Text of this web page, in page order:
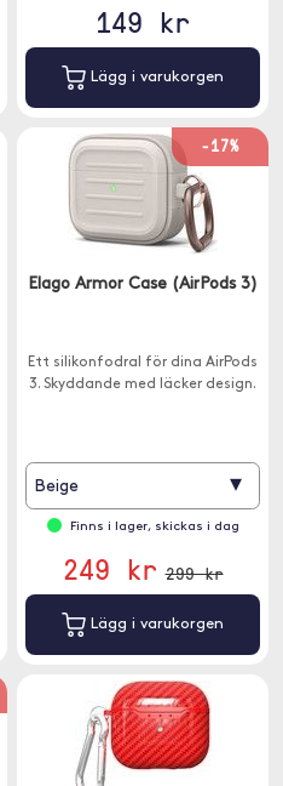
149 kr
Lägg i varukorgen
-17%
Elago Armor Case (AirPods 3)
Ett silikonfodral för dina AirPods
3. Skyddande med läcker design.
Beige ▾
Finns i lager, skickas i dag
249 kr 299 kr
Lägg i varukorgen